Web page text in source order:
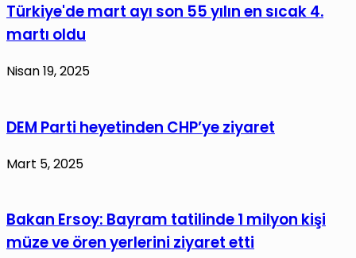
Türkiye'de mart ayı son 55 yılın en sıcak 4.
martı oldu
Nisan 19, 2025
DEM Parti heyetinden CHP’ye ziyaret
Mart 5, 2025
Bakan Ersoy: Bayram tatilinde 1 milyon kişi
müze ve ören yerlerini ziyaret etti